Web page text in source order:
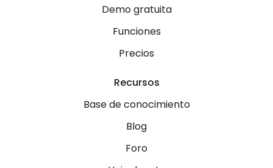
Demo gratuita
Funciones
Precios
Recursos
Base de conocimiento
Blog
Foro